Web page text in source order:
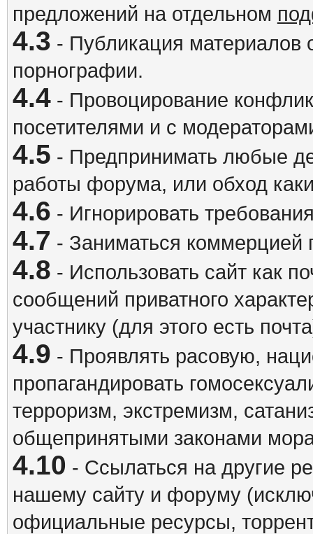
предложений на отдельном
4.3 - Публикация материалов
порнографии.
4.4- Провоцирование
посетителями и с
4.5 - Предпринимать любые
работы форума, или обход
4.6 - Игнорировать
4.7 - Заниматься коммерцией
4.8 - Использовать сайт как
сообщений приватного
участнику (для этого есть
4.9 - Проявлять расовую,
пропагандировать
терроризм, экстремизм,
общепринятыми законами
4.10 - Ссылаться на другие
нашему сайту и форуму
официальные ресурсы,